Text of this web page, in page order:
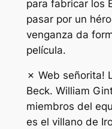
para fabricar los
pasar por un
venganza da
película.
✗ Web señorita!
Beck. William
miembros del
es el villano de